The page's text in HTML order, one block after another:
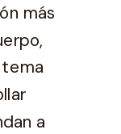
más
a